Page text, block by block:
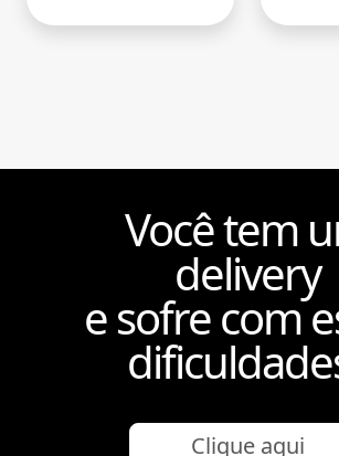
Você tem
delivery
e sofre com
Clique aqui